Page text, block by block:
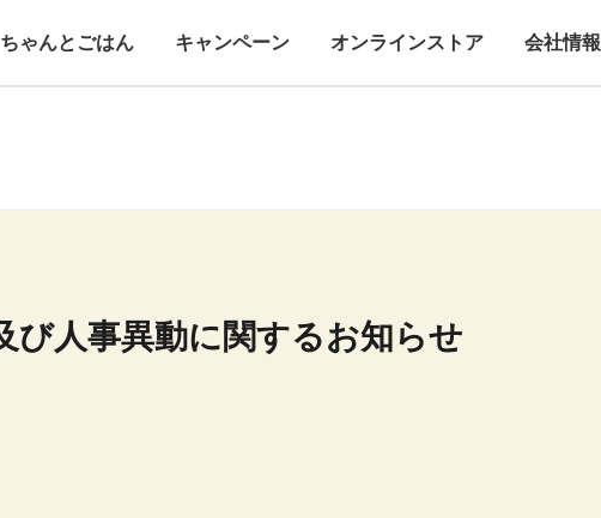
ちゃんとごはん キャンペーン オンラインストア 会社情報
び人事異動に関するお知らせ